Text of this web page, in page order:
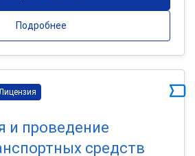
Подробнее
и проведение
средств